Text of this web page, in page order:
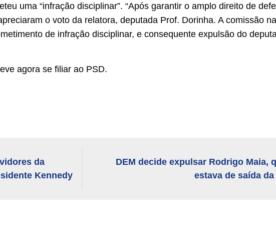
uma “infração disciplinar”. “Após garantir o amplo direito de
o voto da relatora, deputada Prof. Dorinha. A comissão
de infração disciplinar, e consequente expulsão do
agora se filiar ao PSD.
da
Kennedy
DEM decide expulsar Rodrigo Maia,
estava de saída